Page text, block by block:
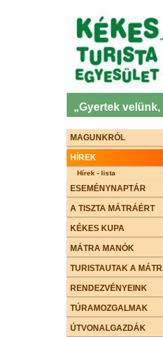
„Gyertek
MAGUNKRÓL
HÍREK
Hírek - lista
ESEMÉNYNAPTÁR
A TISZTA MÁTRÁÉRT
KÉKES KUPA
MÁTRA MANÓK
TURISTAUTAK A
RENDEZVÉNYEINK
TÚRAMOZGALMAK
ÚTVONALGAZDÁK